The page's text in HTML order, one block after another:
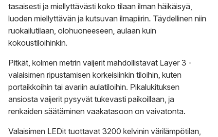
tasaisesti ja miellyttävästi koko tilaan ilman häikäisyä,
luoden miellyttävän ja kutsuvan ilmapiirin. Täydellinen niin
ruokailutilaan, olohuoneeseen, aulaan kuin
kokoustiloihinkin.
Pitkät, kolmen metrin vaijerit mahdollistavat Layer 3 -
valaisimen ripustamisen korkeisiinkin tiloihin, kuten
portaikkoihin tai avariin aulatiloihin. Pikalukituksen
ansiosta vaijerit pysyvät tukevasti paikoillaan, ja
renkaiden säätäminen vaakatasoon on vaivatonta.
Valaisimen LEDit tuottavat 3200 kelvinin värilämpötilan,